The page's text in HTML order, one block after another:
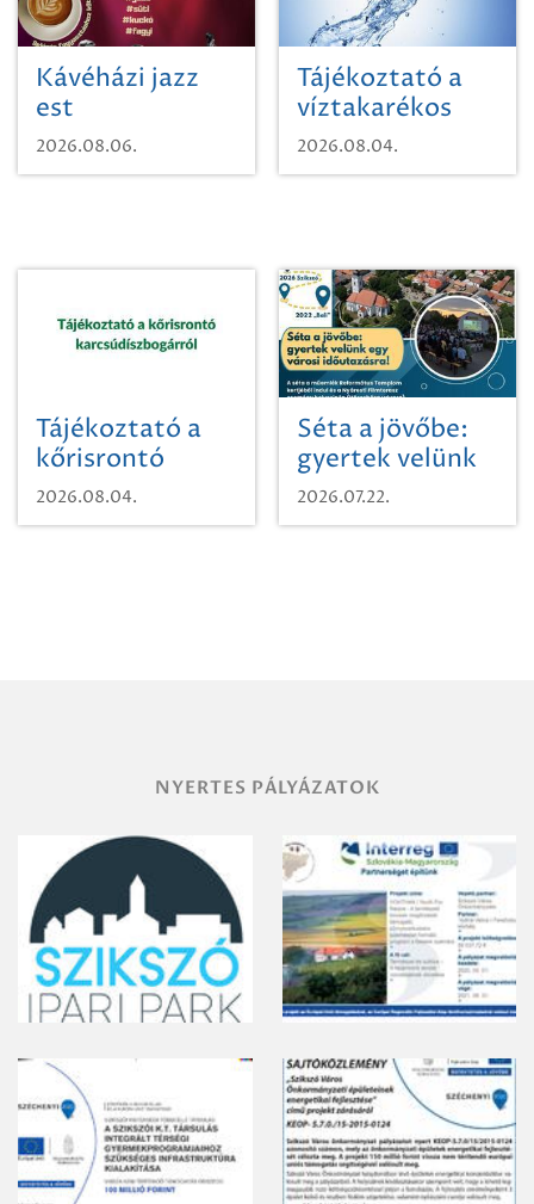
Kávéházi jazz
est
2026.08.06.
Tájékoztató a
víztakarékos
vízhasználatról
2026.08.04.
Tájékoztató a
kőrisrontó
karcsúdíszbogárról
2026.08.04.
Séta a jövőbe:
gyertek velünk
egy városi
időutazásra!
2026.07.22.
NYERTES PÁLYÁZATOK